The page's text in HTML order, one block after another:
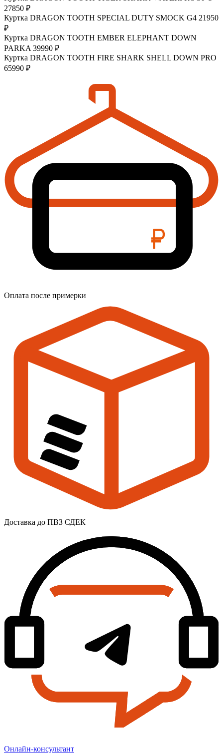
27850 ₽
Куртка DRAGON TOOTH SPECIAL DUTY SMOCK G4 21950
₽
Куртка DRAGON TOOTH EMBER ELEPHANT DOWN
PARKA 39990 ₽
Куртка DRAGON TOOTH FIRE SHARK SHELL DOWN PRO
65990 ₽
Оплата после примерки
Доставка до ПВЗ СДЕК
Онлайн-консультант